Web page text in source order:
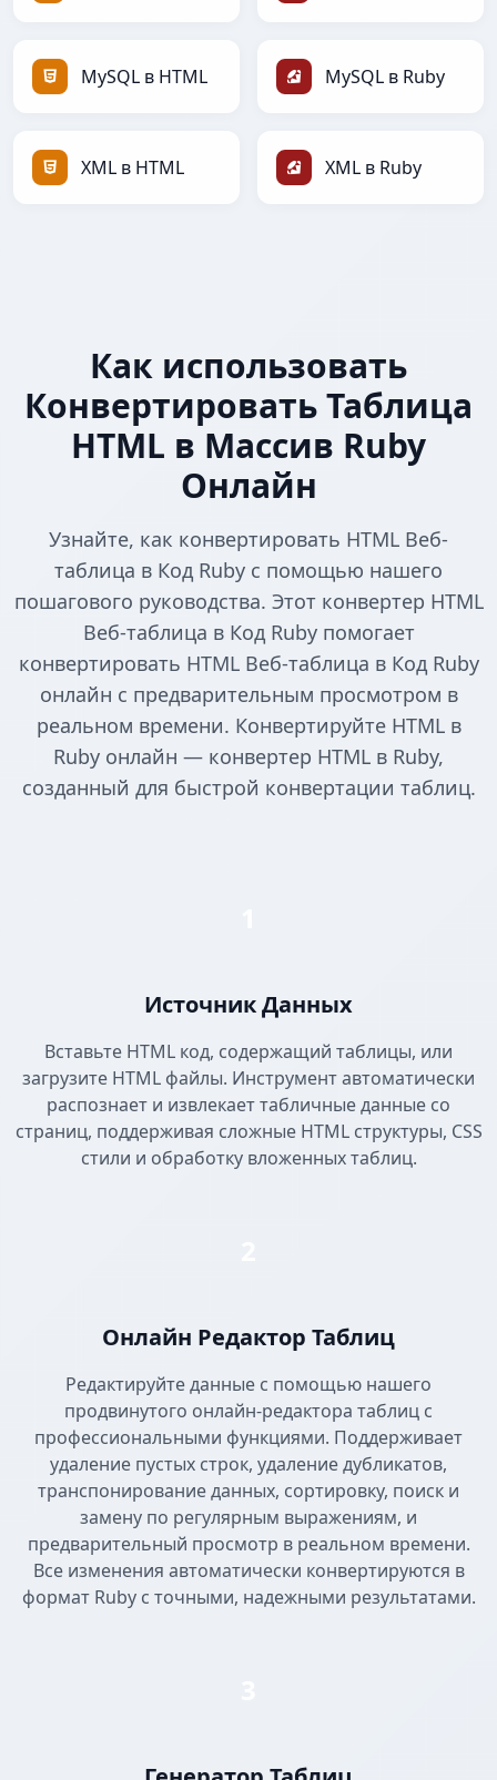
MySQL в HTML MySQL в Ruby
XML в HTML XML в Ruby
Как использовать
Конвертировать Таблица
HTML в Массив Ruby
Онлайн
Узнайте, как конвертировать HTML Веб-
таблица в Код Ruby с помощью нашего
пошагового руководства. Этот конвертер HTML
Веб-таблица в Код Ruby помогает
конвертировать HTML Веб-таблица в Код Ruby
онлайн с предварительным просмотром в
реальном времени. Конвертируйте HTML в
Ruby онлайн — конвертер HTML в Ruby,
созданный для быстрой конвертации таблиц.
Источник Данных
Вставьте HTML код, содержащий таблицы, или
загрузите HTML файлы. Инструмент автоматически
распознает и извлекает табличные данные со
страниц, поддерживая сложные HTML структуры, CSS
стили и обработку вложенных таблиц.
Онлайн Редактор Таблиц
Редактируйте данные с помощью нашего
продвинутого онлайн-редактора таблиц с
профессиональными функциями. Поддерживает
удаление пустых строк, удаление дубликатов,
транспонирование данных, сортировку, поиск и
замену по регулярным выражениям, и
предварительный просмотр в реальном времени.
Все изменения автоматически конвертируются в
формат Ruby с точными, надежными результатами.